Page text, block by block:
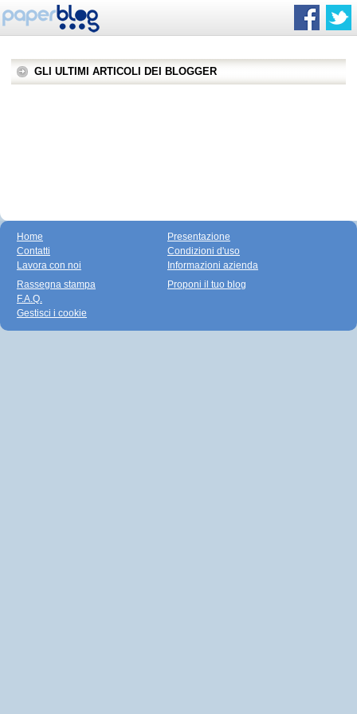
GLI ULTIMI ARTICOLI DEI BLOGGER
Home
Contatti
Lavora con noi
Presentazione
Condizioni d'uso
Informazioni azienda
Rassegna stampa
F.A.Q.
Gestisci i cookie
Proponi il tuo blog